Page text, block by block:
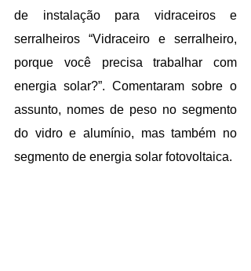
de instalação para vidraceiros e
serralheiros “Vidraceiro e serralheiro,
porque você precisa trabalhar com
energia solar?”. Comentaram sobre o
assunto, nomes de peso no segmento
do vidro e alumínio, mas também no
segmento de energia solar fotovoltaica.